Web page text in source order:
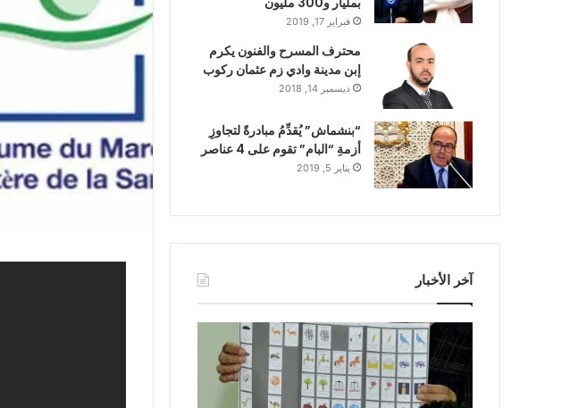
فبراير 17, 2019
محترف المسرح والفنون يكرم
إبن مدينة وادي زم عثمان ركوب
ديسمبر 14, 2018
“بنشماش” يُقدِّمُ مبادرةً لتجاوزِ
أزمةِ “البام” تقوم على 4 عناصر
يناير 5, 2019
آخر الأخبار